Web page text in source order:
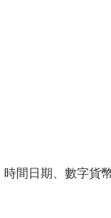
間日期、數字貨